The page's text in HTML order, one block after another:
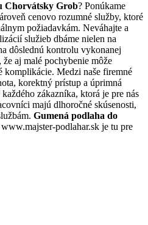
Chorvátsky Grob? Ponúkame
cenovo rozumné služby, ktoré
požiadavkám. Neváhajte a
služieb dbáme nielen na
dôslednú kontrolu vykonanej
aj malé pochybenie môže
komplikácie. Medzi naše firemné
korektný prístup a úprimná
zákazníka, ktorá je pre nás
majú dlhoročné skúsenosti,
Gumená podlaha do
podlahar.sk je tu pre